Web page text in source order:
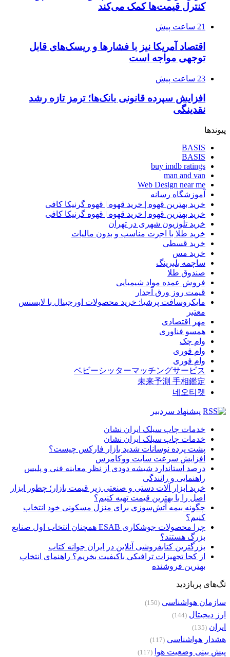
کنترل قیمت‌ها کمک می‌کند
21 ساعت پیش
اقتصاد آمریکا نیز با فشارها و ریسک‌های قابل
توجهی مواجه است
23 ساعت پیش
افزایش سپرده قانونی بانک‌ها؛ ترمز تازه رشد
نقدینگی
پیوندها
BASIS
BASIS
buy imdb ratings
man and van
Web Design near me
آموزشگاه رسانه
خرید بهترین قهوه | خرید قهوه | قهوه گرنیکا کافی
خرید بهترین قهوه | خرید قهوه | قهوه گرنیکا کافی
خرید تلوزیون شهری در تهران
خرید طلا با اجرت مناسب و بدون مالیات
خرید قسطی
خرید مس
ساچمه بلبرینگ
صندوق طلا
فروش عمده مواد شیمیایی
قیمت روز ورق آجدار
مایکروسافت پرشیا: خرید محصولات اورجینال با لایسنس
معتبر
مهر اقتصادی
همسو فناوری
وام چک
وام فوری
وام فوری
ベビーシッターマッチングサービス
未来予測 手相鑑定
네오티켓
پیشنهاد سردبیر
خدمات چاپ سیلک ایران نشان
خدمات چاپ سیلک ایران نشان
پشت پرده نوسانات شدید بازار فارکس چیست؟
افزایش سرعت سایت ووکامرس
درصد استاندارد شیشه دودی از نظر معاینه فنی و پلیس
راهنمایی و رانندگی
خرید ابزار آلات دستی و صنعتی زیر قیمت بازار؛ چطور ابزار
اصل را با بهترین قیمت تهیه کنیم؟
چگونه بیمه آتش‌سوزی برای منزل مسکونی خود انتخاب
کنیم؟
چرا محصولات جوشکاری ESAB همچنان انتخاب اول صنایع
بزرگ هستند؟
بزرگترین کتابفروشی آنلاین در ایران جوانه کتاب
از کجا تجهیزات ترافیکی باکیفیت بخریم؟ راهنمای انتخاب
بهترین فروشنده
تگ‌های پربازدید
سازمان هواشناسی (150)
ارز دیجیتال (144)
ایران (135)
هشدار هواشناسی (117)
پیش بینی وضعیت هوا (117)